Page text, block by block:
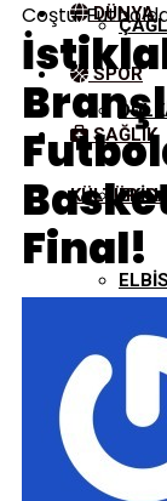
DÜNYA
SPOR
SAĞLIK
KÜLTÜR/
Coştu:
Final!